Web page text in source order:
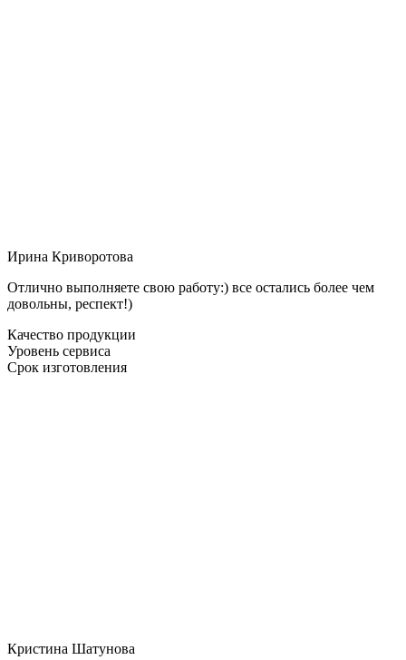
Ирина Криворотова
Отлично выполняете свою работу:) все остались более чем
довольны, респект!)
Качество продукции
Уровень сервиса
Срок изготовления
Кристина Шатунова